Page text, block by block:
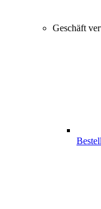
Geschäft